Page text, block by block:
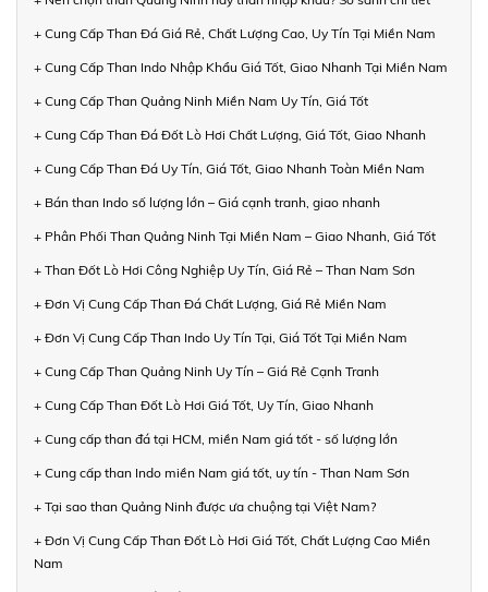
+ Cung Cấp Than Đá Giá Rẻ, Chất Lượng Cao, Uy Tín Tại Miền Nam
+ Cung Cấp Than Indo Nhập Khẩu Giá Tốt, Giao Nhanh Tại Miền Nam
+ Cung Cấp Than Quảng Ninh Miền Nam Uy Tín, Giá Tốt
+ Cung Cấp Than Đá Đốt Lò Hơi Chất Lượng, Giá Tốt, Giao Nhanh
+ Cung Cấp Than Đá Uy Tín, Giá Tốt, Giao Nhanh Toàn Miền Nam
+ Bán than Indo số lượng lớn – Giá cạnh tranh, giao nhanh
+ Phân Phối Than Quảng Ninh Tại Miền Nam – Giao Nhanh, Giá Tốt
+ Than Đốt Lò Hơi Công Nghiệp Uy Tín, Giá Rẻ – Than Nam Sơn
+ Đơn Vị Cung Cấp Than Đá Chất Lượng, Giá Rẻ Miền Nam
+ Đơn Vị Cung Cấp Than Indo Uy Tín Tại, Giá Tốt Tại Miền Nam
+ Cung Cấp Than Quảng Ninh Uy Tín – Giá Rẻ Cạnh Tranh
+ Cung Cấp Than Đốt Lò Hơi Giá Tốt, Uy Tín, Giao Nhanh
+ Cung cấp than đá tại HCM, miền Nam giá tốt - số lượng lớn
+ Cung cấp than Indo miền Nam giá tốt, uy tín - Than Nam Sơn
+ Tại sao than Quảng Ninh được ưa chuộng tại Việt Nam?
+ Đơn Vị Cung Cấp Than Đốt Lò Hơi Giá Tốt, Chất Lượng Cao Miền
Nam